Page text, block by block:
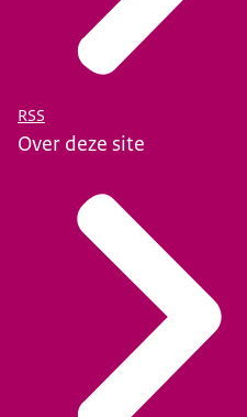
RSS
Over deze site